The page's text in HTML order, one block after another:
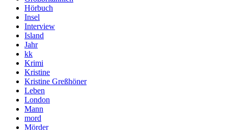
Hörbuch
Insel
Interview
Island
Jahr
kk
Krimi
Kristine
Kristine Greßhöner
Leben
London
Mann
mord
Mörder